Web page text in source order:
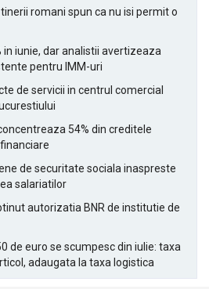
romani spun ca nu isi permit o
in iunie, dar analistii avertizeaza
pentru IMM-uri
de servicii in centrul comercial
54% din creditele
de securitate sociala inaspreste
salariatilor
autorizatia BNR de institutie de
de euro se scumpesc din iulie: taxa
adaugata la taxa logistica